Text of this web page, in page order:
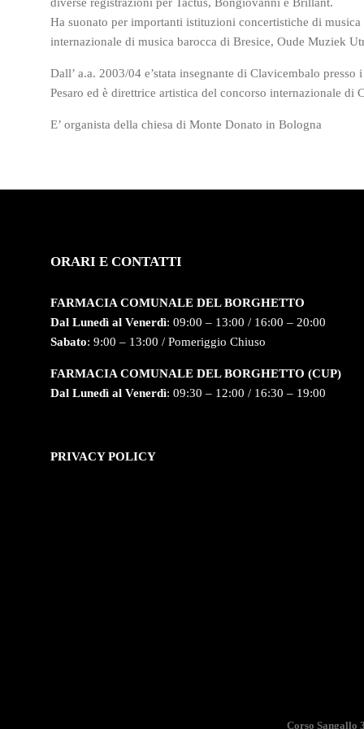
Ha suonato per importanti istituzioni concertistiche di
internazionale di musica barocca di Bresice, Oude Muziek
Dall’ a.a. 2003/04 e’stata insegnante di Clavicembalo
Pesaro ed è direttrice artistica del concorso internazionale di
E’ organista della chiesa di Monte Donato in Bologna
ORARI E CONTATTI
FARMACIA COMUNALE DEL BORGHETTO
Dal Lunedì al Venerdì: 09:00 – 13:00 / 16:00 – 20:00
Sabato: 9:00 – 13:00 / Pomeriggio Chiuso
FARMACIA COMUNALE DEL BORGHETTO (CUP)
Dal Lunedì al Venerdì: 09:30 – 12:00 / 16:30 – 19:00
PRIVACY POLICY
Corso Sangallo